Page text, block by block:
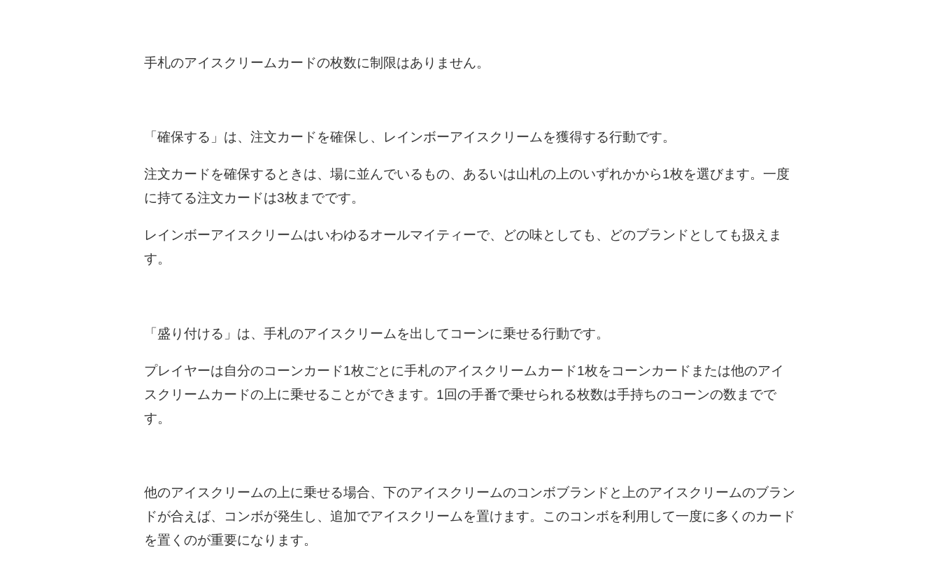
手札のアイスクリームカードの枚数に制限はありません。
「確保する」は、注文カードを確保し、レインボーアイスクリームを獲得する行動です。
注文カードを確保するときは、場に並んでいるもの、あるいは山札の上のいずれかから1枚を選びます。一度
に持てる注文カードは3枚までです。
レインボーアイスクリームはいわゆるオールマイティーで、どの味としても、どのブランドとしても扱えま
す。
「盛り付ける」は、手札のアイスクリームを出してコーンに乗せる行動です。
プレイヤーは自分のコーンカード1枚ごとに手札のアイスクリームカード1枚をコーンカードまたは他のアイ
スクリームカードの上に乗せることができます。1回の手番で乗せられる枚数は手持ちのコーンの数までで
す。
他のアイスクリームの上に乗せる場合、下のアイスクリームのコンボブランドと上のアイスクリームのブラン
ドが合えば、コンボが発生し、追加でアイスクリームを置けます。このコンボを利用して一度に多くのカード
を置くのが重要になります。